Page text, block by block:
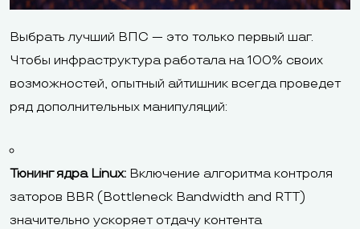
Выбрать лучший ВПС — это только первый шаг.
Чтобы инфраструктура работала на 100% своих
возможностей, опытный айтишник всегда проведет
ряд дополнительных манипуляций:
Тюнинг ядра Linux: Включение алгоритма контроля
заторов BBR (Bottleneck Bandwidth and RTT)
значительно ускоряет отдачу контента